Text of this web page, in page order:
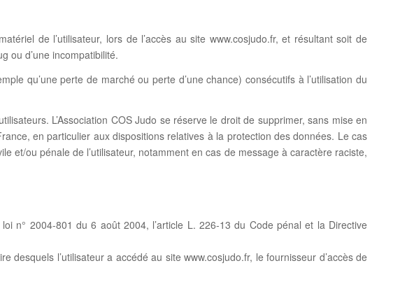
de l’utilisateur, lors de l’accès au site www.cosjudo.fr, et résultant soit de
ou d’une incompatibilité.
qu’une perte de marché ou perte d’une chance) consécutifs à l’utilisation du
L’Association COS Judo se réserve le droit de supprimer, sans mise en
en particulier aux dispositions relatives à la protection des données. Le cas
et/ou pénale de l’utilisateur, notamment en cas de message à caractère raciste,
n° 2004-801 du 6 août 2004, l’article L. 226-13 du Code pénal et la Directive
desquels l’utilisateur a accédé au site www.cosjudo.fr, le fournisseur d’accès de